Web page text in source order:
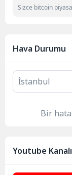
Sizce bitcoin
Hava Durumu
Bir
Youtube